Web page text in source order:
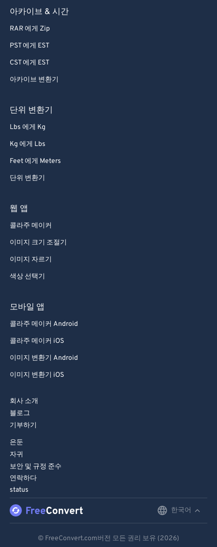
아카이브 & 시간
RAR 에게 Zip
PST 에게 EST
CST 에게 EST
아카이브 변환기
단위 변환기
Lbs 에게 Kg
Kg 에게 Lbs
Feet 에게 Meters
단위 변환기
웹 앱
콜라주 메이커
이미지 크기 조절기
이미지 자르기
색상 선택기
모바일 앱
콜라주 메이커 Android
콜라주 메이커 iOS
이미지 변환기 Android
이미지 변환기 iOS
회사 소개
블로그
기부하기
은둔
자귀
보안 및 규정 준수
연락하다
status
한국어
© FreeConvert.com버전 모든 권리 보유 (2026)